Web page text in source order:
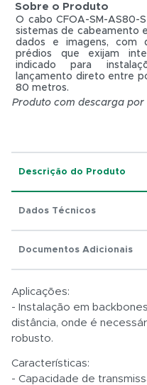
R$ 0,01
Sobre o Produto
O cabo CFOA-SM-AS80-
sistemas de cabeamento
dados e imagens, com
prédios que exijam
indicado para
lançamento direto entre
80 metros.
Produto com descarga por
Descrição do Produto
Dados Técnicos
Documentos Adicionais
Aplicações:
- Instalação em
distância, onde é
robusto.
Características:
- Capacidade de